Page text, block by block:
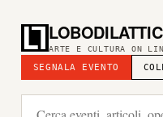
ARTE E CULTURA ON
SEGNALA EVENTO